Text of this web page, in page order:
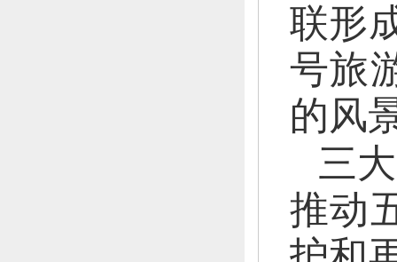
联形
号旅
的风
三
推动